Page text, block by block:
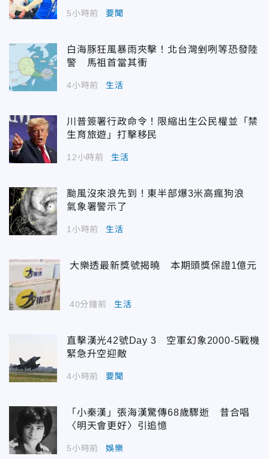
5小時前 要聞
白海豚狂風暴雨夾擊！北台灣剉咧等恐發陸
警 馬祖首當其衝
4小時前 生活
川普簽署行政命令！限縮出生公民權並「禁
生育旅遊」打擊移民
12小時前 生活
颱風沒來浪先到！東半部爆3米高瘋狗浪
氣象署警示了
1小時前 生活
大樂透最新獎號揭曉 本期頭獎保證1億元
40分鐘前 生活
直擊漢光42號Day 3 空軍幻象2000-5戰機
緊急升空迎敵
4小時前 要聞
「小秦漢」張海漢驚傳68歲驟逝 昔合唱
〈明天會更好〉引追憶
5小時前 娛樂